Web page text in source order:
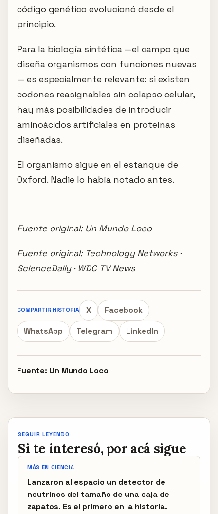
código genético evolucionó desde el
principio.
Para la biología sintética —el campo que
diseña organismos con funciones nuevas
— es especialmente relevante: si existen
codones reasignables sin colapso celular,
hay más posibilidades de introducir
aminoácidos artificiales en proteínas
diseñadas.
El organismo sigue en el estanque de
Oxford. Nadie lo había notado antes.
Fuente original: Un Mundo Loco
Fuente original: Technology Networks·
ScienceDaily· WDC TV News
COMPARTIR HISTORIA X Facebook
WhatsApp Telegram LinkedIn
Fuente: Un Mundo Loco
SEGUIR LEYENDO
Si te interesó, por acá sigue
MÁS EN CIENCIA
Lanzaron al espacio un detector de
neutrinos del tamaño de una caja de
zapatos. Es el primero en la historia.